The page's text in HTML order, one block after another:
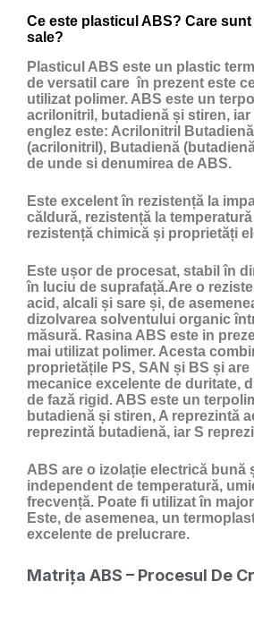
Ce este plasticul ABS? Care
sale?
Plasticul ABS este un plastic
de versatil care în prezent este
utilizat polimer. ABS este un
acrilonitril, butadienă și stiren, iar
englez este: Acrilonitril
(acrilonitril), Butadienă
de unde si denumirea de ABS.
Este excelent în rezistență la
căldură, rezistență la
rezistență chimică și proprietăți
Este ușor de procesat, stabil în
în luciu de suprafață.Are o
acid, alcali și sare și, de
dizolvarea solventului organic
măsură. Rasina ABS este in
mai utilizat polimer. Acesta
proprietățile PS, SAN și BS și
mecanice excelente de duritate,
de fază rigid. ABS este un
butadienă și stiren, A reprezintă
reprezintă butadienă, iar S
ABS are o izolație electrică bună
independent de temperatură,
frecvență. Poate fi utilizat în
Este, de asemenea, un
excelente de prelucrare.
Matrița ABS – Procesul De